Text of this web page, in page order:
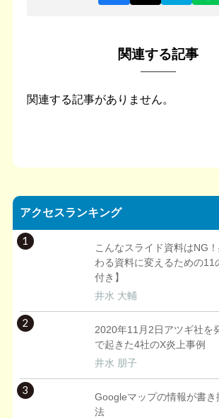
関連する記事
関連する記事がありません。
アクセスランキング
1
こんなスライド資料はNG
わる資料に変えるための11
付き】
井水 大輔
2
2020年11月2日アツギ社を
で起きた4社のX炎上事例
井水 朋子
3
Googleマップの情報が書
法